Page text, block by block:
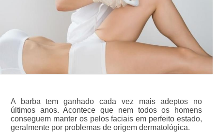
A barba tem ganhado cada vez mais adeptos no
últimos anos. Acontece que nem todos os homens
conseguem manter os pelos faciais em perfeito estado,
geralmente por problemas de origem dermatológica.